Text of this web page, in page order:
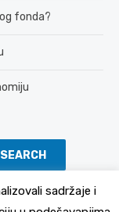
fonda?
SEARCH
sadržaje i